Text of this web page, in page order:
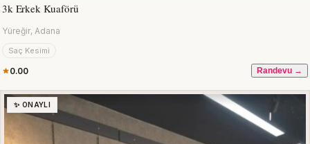
3k Erkek Kuaförü
Yüreğir, Adana
Saç Kesimi
0.00 Randevu →
✨ ONAYLI